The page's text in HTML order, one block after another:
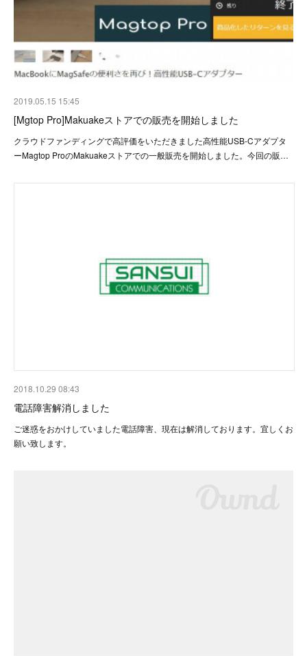
2019.05.15 15:45
[Mgtop Pro]Makuakeストアでの販売を開始しました
クラウドファンディングで高評価をいただきました高性能USB-Cアダプタ
ーMagtop ProのMakuakeストアでの一般販売を開始しました。今回の販…
2018.10.29 08:43
電話障害解消しました
ご迷惑をおかけしていました電話障害、現在は解消しております。宜しくお
願い致します。